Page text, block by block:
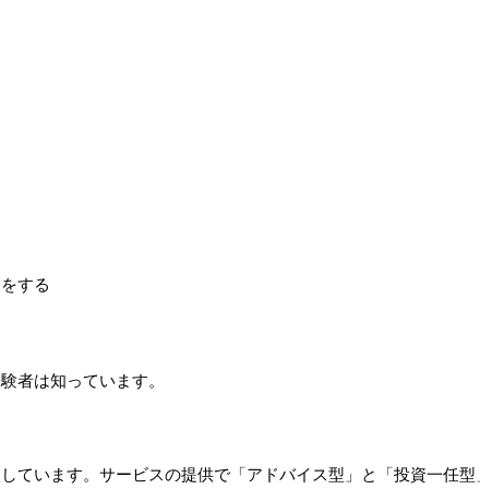
する
者は知っています。
ています。サービスの提供で「アドバイス型」と「投資一任型